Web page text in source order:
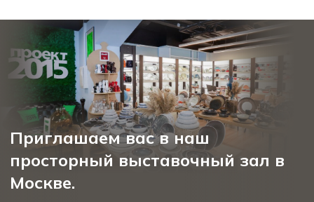
Приглашаем вас в наш
просторный выставочный зал в
Москве.